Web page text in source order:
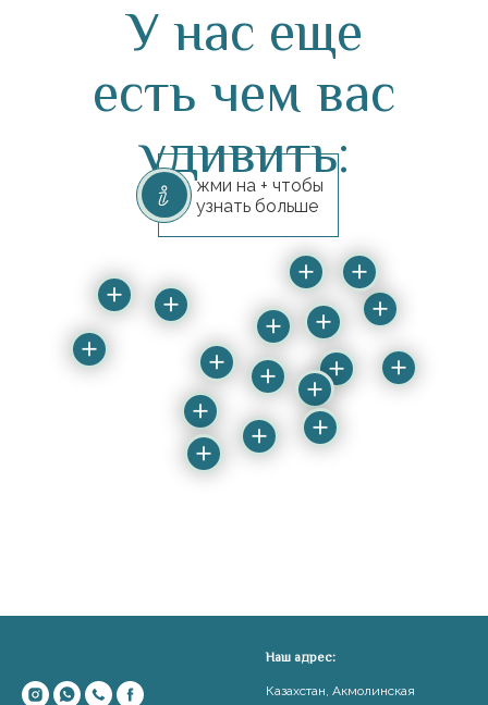
У нас еще
есть чем вас
удивить:
жми на + чтобы
узнать больше
Наш адрес:
Казахстан, Акмолинская